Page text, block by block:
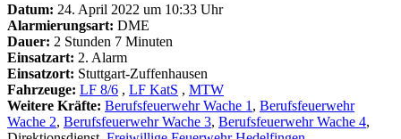
Datum: 24. April 2022 um 10:33 Uhr
Alarmierungsart: DME
Dauer: 2 Stunden 7 Minuten
Einsatzart: 2. Alarm
Einsatzort: Stuttgart-Zuffenhausen
Fahrzeuge: LF 8/6 , LF KatS , MTW
Weitere Kräfte: Berufsfeuerwehr Wache 1 , Berufsfeuerwehr
Wache 2, Berufsfeuerwehr Wache 3, Berufsfeuerwehr Wache 4,